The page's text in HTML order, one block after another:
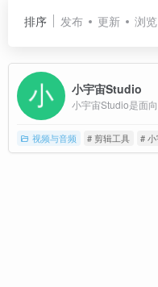
排序 发布 更新 浏览
小宇宙Studio
视频与音频 # 剪辑工具 #